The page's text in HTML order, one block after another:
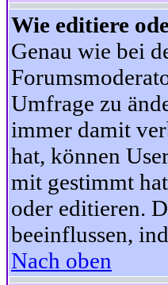
Wie editiere
Genau wie bei
Umfrage zu
immer damit
hat, können
mit gestimmt
oder editieren.
beeinflussen,
Nach oben